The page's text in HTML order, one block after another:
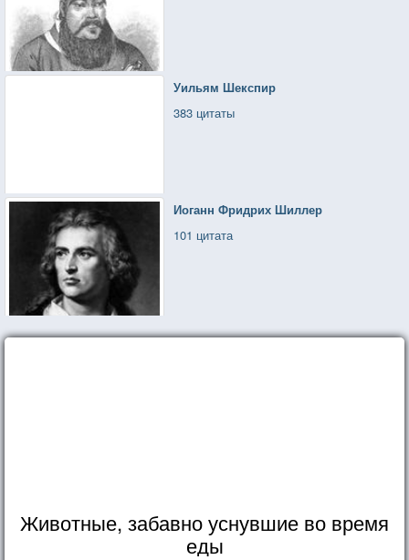
Уильям Шекспир
383 цитаты
Иоганн Фридрих Шиллер
101 цитата
Животные, забавно уснувшие во время
еды